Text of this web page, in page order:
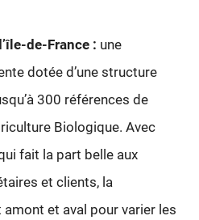
de-France : une
dotée d’une structure
300 références de
Biologique. Avec
fait la part belle aux
et clients, la
et aval pour varier les